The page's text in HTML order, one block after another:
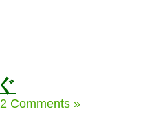
2 Comments »